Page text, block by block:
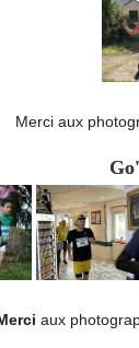
Merci aux
aux